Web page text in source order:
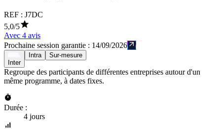
REF : J7DC
5,0/5
Avec 4 avis
Prochaine session garantie : 14/09/2026
Inter
Intra Sur-mesure
Regroupe des participants de différentes entreprises autour d'un
même programme, à dates fixes.
Durée :
4 jours